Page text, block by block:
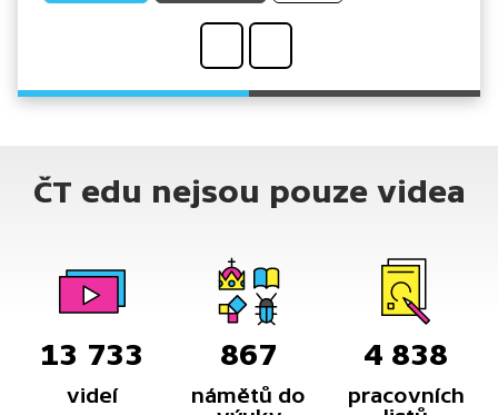
ČT edu nejsou pouze videa
13 733
videí
867
námětů do
4 838
pracovních